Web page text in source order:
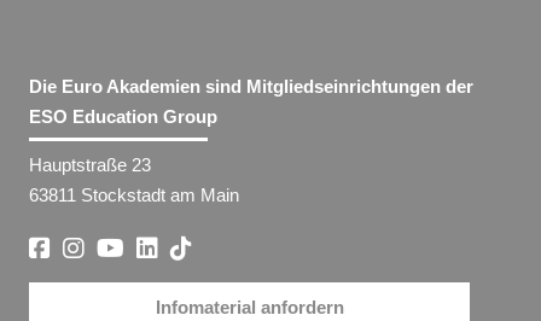
Die Euro Akademien sind Mitgliedseinrichtungen der
ESO Education Group
Hauptstraße 23
63811 Stockstadt am Main
Infomaterial anfordern